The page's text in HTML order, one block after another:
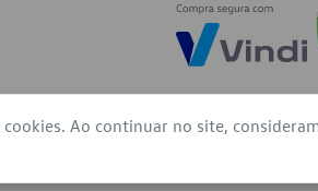
Ao continuar no site,